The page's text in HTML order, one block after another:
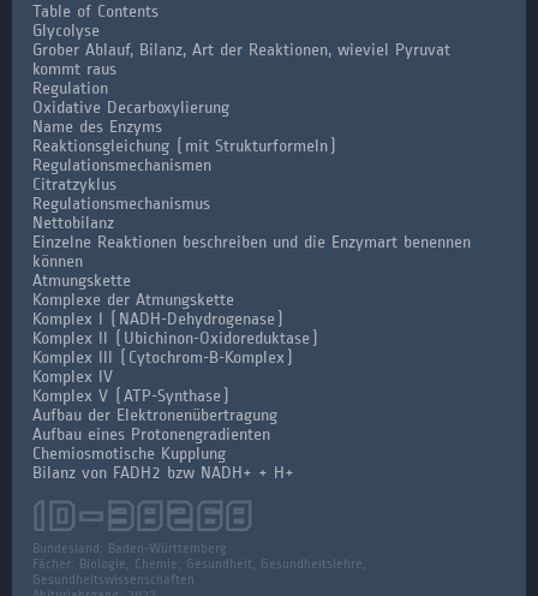
Table of Contents
Glycolyse
Grober Ablauf, Bilanz, Art der Reaktionen, wieviel Pyruvat
kommt raus
Regulation
Oxidative Decarboxylierung
Name des Enzyms
Reaktionsgleichung (mit Strukturformeln)
Regulationsmechanismen
Citratzyklus
Regulationsmechanismus
Nettobilanz
Einzelne Reaktionen beschreiben und die Enzymart benennen
können
Atmungskette
Komplexe der Atmungskette
Komplex I (NADH-Dehydrogenase)
Komplex II (Ubichinon-Oxidoreduktase)
Komplex III (Cytochrom-B-Komplex)
Komplex IV
Komplex V (ATP-Synthase)
Aufbau der Elektronenübertragung
Aufbau eines Protonengradienten
Chemiosmotische Kupplung
Bilanz von FADH2 bzw NADH+ + H+
ID-38268
Bundesland: Baden-Württemberg
Fächer: Biologie, Chemie, Gesundheit, Gesundheitslehre,
Gesundheitswissenschaften